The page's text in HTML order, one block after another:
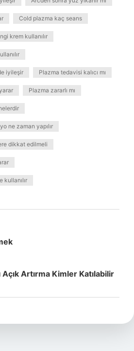
Cold plazma kaç seans
krem kullanılır
iyileşir Plazma tedavisi kalıcı mı
Plazma zararlı mı
ne zaman yapılır
dikkat edilmeli
kullanılır
Açık Artırma Kimler Katılabilir